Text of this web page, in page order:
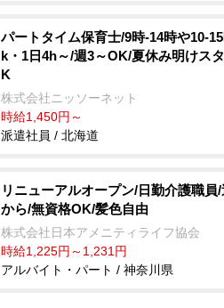
パートタイム保育士/9時-14時や10-
k・1日4h～/週3～OK/夏休み明けス
K
株式会社ニッソーネット
時給1,450円～
派遣社員 / 北海道
リニューアルオープン/日勤介護職員
から/無資格OK/髪色自由
株式会社日本アメニティライフ協会
時給1,225円～1,231円
アルバイト・パート / 神奈川県